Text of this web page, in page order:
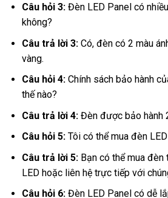
Câu hỏi 3:Đèn LED Panel có
không?
Câu trả lời 3:Có, đèn có 2 màu
vàng.
Câu hỏi 4:Chính sách bảo hành
thế nào?
Câu trả lời 4:Đèn được bảo hành
Câu hỏi 5:Tôi có thể mua đèn
Câu trả lời 5:Bạn có thể mua đèn
LED hoặc liên hệ trực tiếp với
Câu hỏi 6:Đèn LED Panel có dễ